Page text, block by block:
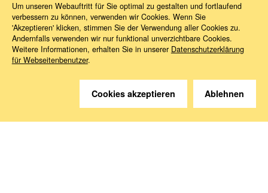
News 2026 03 EPSCO-Ratstagung
Sie haben Fragen?
Um unseren Webauftritt für Sie optimal zu gestalten und fortlaufend
verbessern zu können, verwenden wir Cookies. Wenn Sie
'Akzeptieren' klicken, stimmen Sie der Verwendung aller Cookies zu.
Andernfalls verwenden wir nur funktional unverzichtbare Cookies.
Weitere Informationen, erhalten Sie in unserer Datenschutzerklärung
für Webseitenbenutzer.
Cookies akzeptieren Ablehnen